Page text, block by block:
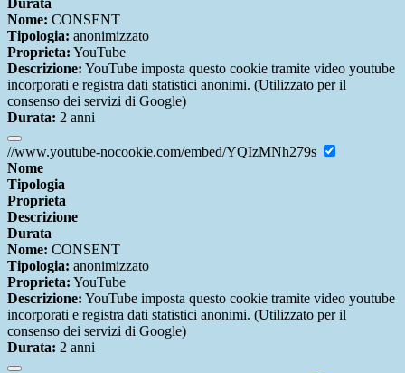
Durata
Nome: CONSENT
Tipologia: anonimizzato
Proprieta: YouTube
Descrizione: YouTube imposta questo cookie tramite video youtube
incorporati e registra dati statistici anonimi. (Utilizzato per il
consenso dei servizi di Google)
Durata: 2 anni
//www.youtube-nocookie.com/embed/YQIzMNh279s
Nome
Tipologia
Proprieta
Descrizione
Durata
Nome: CONSENT
Tipologia: anonimizzato
Proprieta: YouTube
Descrizione: YouTube imposta questo cookie tramite video youtube
incorporati e registra dati statistici anonimi. (Utilizzato per il
consenso dei servizi di Google)
Durata: 2 anni